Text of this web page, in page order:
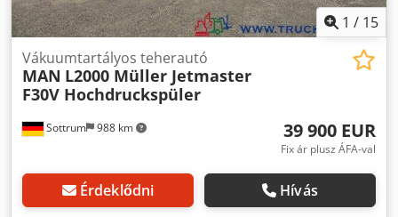
1 / 15
Sottrum 988 km
Vákuumtartályos teherautó
MAN L2000 Müller Jetmaster
F30V Hochdruckspüler
39 900 EUR
Fix ár plusz ÁFA-val
Érdeklődni Hívás